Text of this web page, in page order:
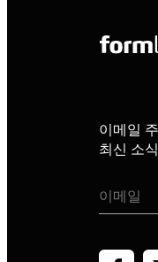
이메일
최신 소